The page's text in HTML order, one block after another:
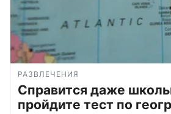
РАЗВЛЕЧЕНИЯ
Справится даже
пройдите тест по